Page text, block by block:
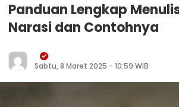
Panduan Lengkap
Narasi dan Contohnya
Sabtu, 8 Maret 2025 - 10:59 WIB